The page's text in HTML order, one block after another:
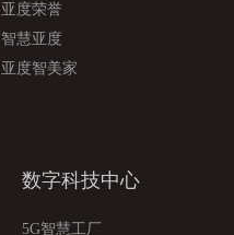
亚度荣誉
智慧亚度
亚度智美家
数字科技中心
5G智慧工厂